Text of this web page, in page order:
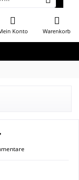
Warenkorb
Konto